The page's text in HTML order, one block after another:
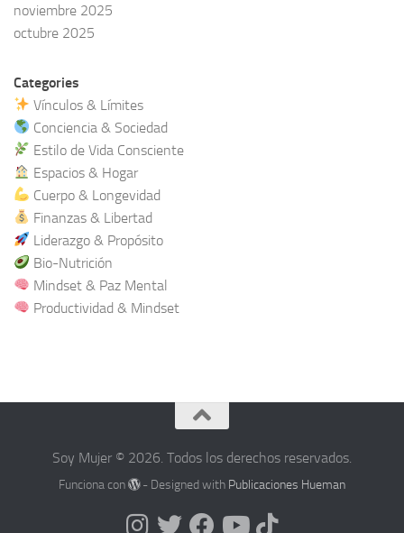
noviembre 2025
octubre 2025
Categories
Vínculos & Límites
Conciencia & Sociedad
Estilo de Vida Consciente
Espacios & Hogar
Cuerpo & Longevidad
Finanzas & Libertad
Liderazgo & Propósito
Bio-Nutrición
Mindset & Paz Mental
Productividad & Mindset
Soy Mujer © 2026. Todos los derechos reservados.
Funciona con - Designed with Publicaciones Hueman